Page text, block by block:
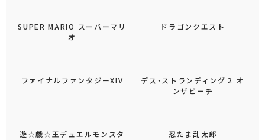
SUPER MARIO スーパーマリ
オ
ドラゴンクエスト
ファイナルファンタジーXIV